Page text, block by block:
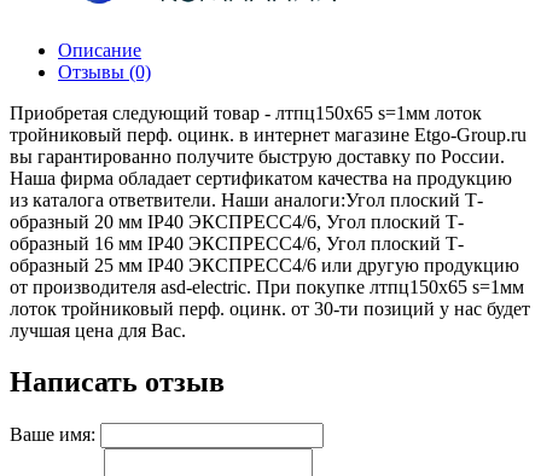
Описание
Отзывы (0)
Приобретая следующий товар - лтпц150х65 s=1мм лоток
тройниковый перф. оцинк. в интернет магазине Etgo-Group.ru
вы гарантированно получите быструю доставку по России.
Наша фирма обладает сертификатом качества на продукцию
из каталога ответвители. Наши аналоги:Угол плоский Т-
образный 20 мм IP40 ЭКСПРЕСС4/6, Угол плоский Т-
образный 16 мм IP40 ЭКСПРЕСС4/6, Угол плоский Т-
образный 25 мм IP40 ЭКСПРЕСС4/6 или другую продукцию
от производителя asd-electric. При покупке лтпц150х65 s=1мм
лоток тройниковый перф. оцинк. от 30-ти позиций у нас будет
лучшая цена для Вас.
Написать отзыв
Ваше имя: